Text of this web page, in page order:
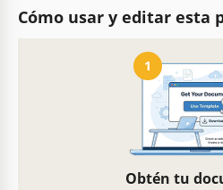
Cómo usar y editar esta
1
Obtén tu